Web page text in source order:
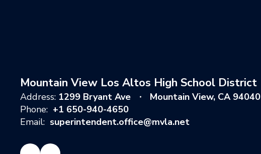
Mountain View Los Altos High School District
Address: 1299 Bryant Ave
Mountain View, CA 94040
Phone: +1 650-940-4650
Email: superintendent.office@mvla.net